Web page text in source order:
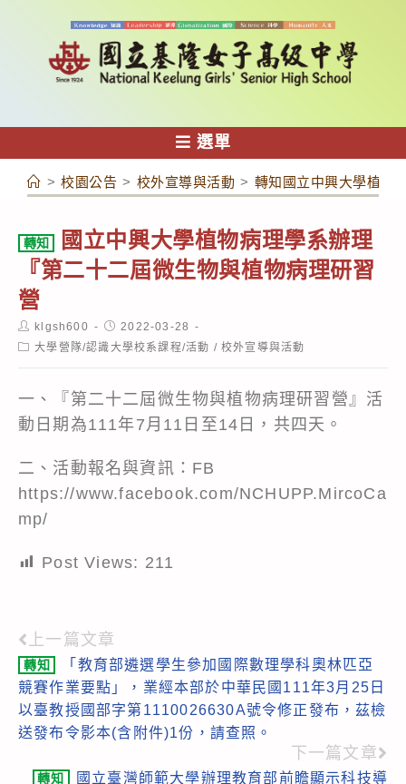
容
選單
> 校園公告 > 校外宣導與活動 > 轉知國立中興大學植物
轉知
國立中興大學植物病理學系辦理
『第二十二屆微生物與植物病理研習
營
Post
author:
klgsh600
Post
published:
2022-03-28
Post大學營隊/認識大學校系課程/活動 / 校外宣導與活動
一、『第二十二屆微生物與植物病理研習營』活
動日期為111年7月11日至14日，共四天。
二、活動報名與資訊：FB
https://www.facebook.com/NCHUPP.MircoCa
mp/
Post Views: 211
Read
more
articles
上一篇文章
轉知
「教育部遴選學生參加國際數理學科奧林匹亞
競賽作業要點」，業經本部於中華民國111年3月25日
以臺教授國部字第1110026630A號令修正發布，茲檢
送發布令影本(含附件)1份，請查照。
下一篇文章
轉知
國立臺灣師範大學辦理教育部前瞻顯示科技導